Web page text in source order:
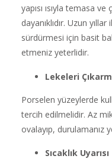
yapısı ısıyla temasa
dayanıklıdır. Uzun
sürdürmesi için basit
etmeniz yeterlidir.
Lekeleri
Porselen yüzeylerde
tercih edilmelidir. Az
ovalayıp, durulamanız
Sıcaklık Uyarısı